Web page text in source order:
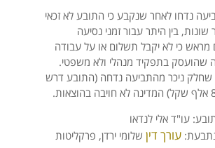
נדחו לאחר שנקבע כי התובע לא זכאי
בין היתר עבור זמני נסיעה
כי לא יקבל תשלום או על עבודה
בתפקיד מנהלי ולא משפטי.
שחלק ניכר מהתביעה נדחה (התובע דרש
עו"ד אלי לנדאו
עורך דין שלומי ירדן, פרקליטות